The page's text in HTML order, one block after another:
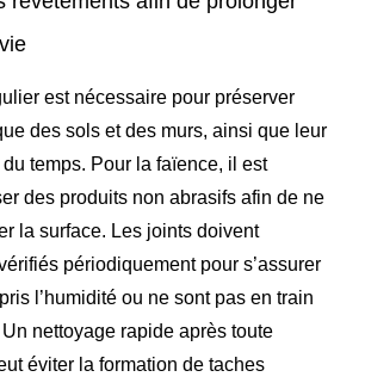
est nécessaire pour préserver
des sols et des murs, ainsi que leur
temps. Pour la faïence, il est
des produits non abrasifs afin de ne
la surface. Les joints doivent
périodiquement pour s’assurer
l’humidité ou ne sont pas en train
nettoyage rapide après toute
éviter la formation de taches